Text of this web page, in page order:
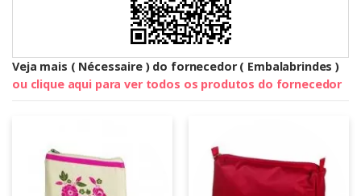
Veja mais ( Nécessaire ) do fornecedor ( Embalabrindes )
ou clique aqui para ver todos os produtos do fornecedor